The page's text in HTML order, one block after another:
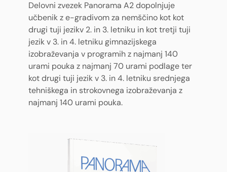
Delovni zvezek Panorama A2 dopolnjuje
učbenik z e-gradivom za nemščino kot kot
drugi tuji jezikv 2. in 3. letniku in kot tretji tuji
jezik v 3. in 4. letniku gimnazijskega
izobraževanja v programih z najmanj 140
urami pouka z najmanj 70 urami podlage ter
kot drugi tuji jezik v 3. in 4. letniku srednjega
tehniškega in strokovnega izobraževanja z
najmanj 140 urami pouka.